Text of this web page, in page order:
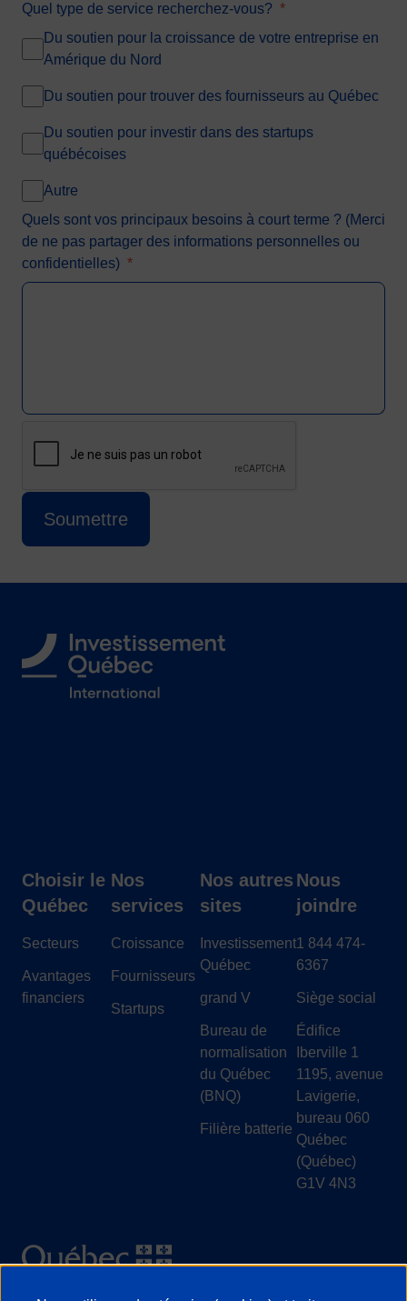
Quel type de service recherchez-vous? *
Du soutien pour la croissance de votre entreprise en
Amérique du Nord
Du soutien pour trouver des fournisseurs au Québec
Du soutien pour investir dans des startups
québécoises
Autre
Quels sont vos principaux besoins à court terme ? (Merci
de ne pas partager des informations personnelles ou
confidentielles) *
CAPTCHA
Cette question sert à vérifier si vous êtes
Soumettre
Choisir le
Québec
Secteurs
Avantages
financiers
Nos
services
Croissance
Fournisseurs
Startups
Nos autres
sites
Investissement
Québec
grand V
Bureau de
normalisation
du Québec
(BNQ)
Filière batterie
Nous
joindre
1 844 474-
6367
Siège social
Édifice
Iberville 1
1195, avenue
Lavigerie,
bureau 060
Québec
(Québec)
G1V 4N3